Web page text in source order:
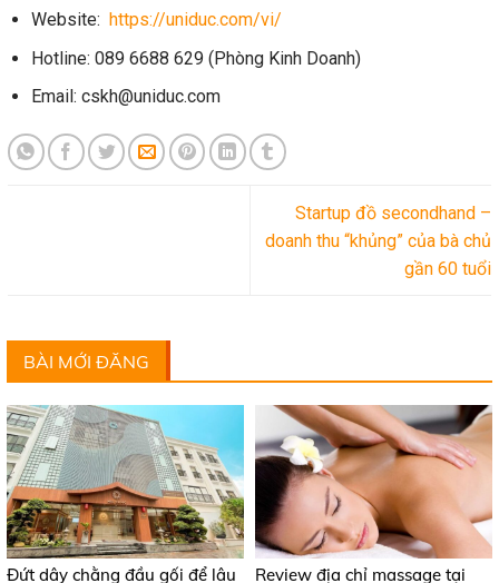
Website: https://uniduc.com/vi/
Hotline: 089 6688 629 (Phòng Kinh Doanh)
Email: cskh@uniduc.com
Startup đồ secondhand –
doanh thu “khủng” của bà chủ
gần 60 tuổi
BÀI MỚI ĐĂNG
Đứt dây chằng đầu gối để lâu
Review địa chỉ massage tại